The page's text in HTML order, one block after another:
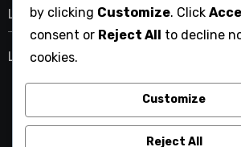
Lords Mobile Guildfest Cufere de
Lords Mobile Cufere de Recompense
by clicking Customize. Click
consent or Reject All to decline
cookies.
Customize
Reject All